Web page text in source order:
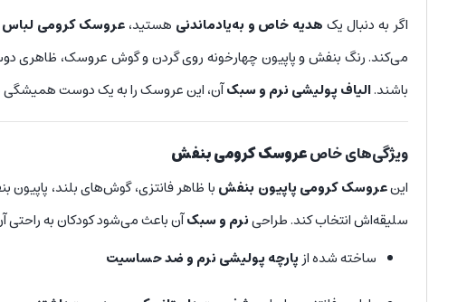
اگر به دنبال یک هدیه خاص و به‌یادماندنی هستید،عروسک کرومی
می‌کند. رنگ بنفش و پاپیون چهارخونه روی گردن و گوش عروسک،
باشند.الیاف پولیشی نرم و سبکآن، این عروسک را به یک دوست همیشگی
ویژگی‌های خاصعروسک کرومی بنفش
اینعروسک کرومی پاپیون بنفش با ظاهر فانتزی، گوش‌های بلند،
سلیقه‌اش انتخاب کند. طراحینرم و سبکآن باعث می‌شود کودکان به
ساخته شده از پارچه پولیشی نرم و ضد حساسیت